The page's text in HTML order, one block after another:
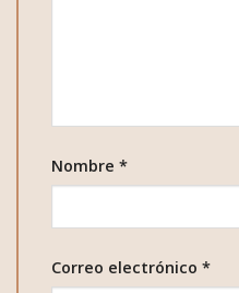
Nombre *
Correo electrónico *